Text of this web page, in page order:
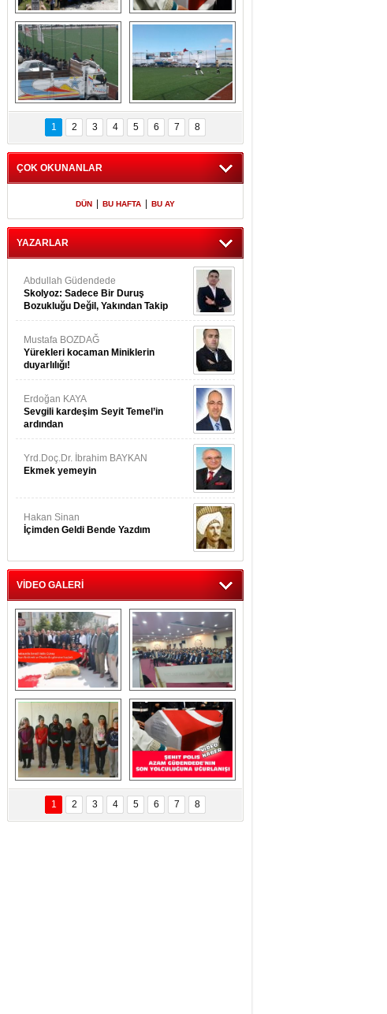
​ Küçük
Bozcamahmut
Türkmen şenlikleri
14. sü büyük coşku
ile gerçekleşt
Şehit polis Azam
yolculuğuna
uğurlandı
Cghilal Yazır spor
maçından
görüntüler
Meryemağıl Çokum
Maçından
Görüntüler
1 2 3 4 5 6 7 8
ÇOK OKUNANLAR
DÜN BU HAFTA BU AY
YAZARLAR
Abdullah Güdendede
Skolyoz: Sadece Bir Duruş
Bozukluğu Değil, Yakından Takip
Gerekir
Mustafa BOZDAĞ
Yürekleri kocaman Miniklerin
duyarlılığı!
Erdoğan KAYA
Sevgili kardeşim Seyit Temel’in
ardından
Yrd.Doç.Dr. İbrahim BAYKAN
Ekmek yemeyin
Hakan Sinan
İçimden Geldi Bende Yazdım
VİDEO GALERİ
İsmail Hakkı
GÜNEŞ Kurban ve
Dualar ile görevi
devraldı...
Eskilliler Gecesi
programı
KONTV'de böyle
yer aldı....
Eskilder Gençlik
Kollarından 3 Aralık
Dünya Engelliler
Günü Ziyareti
Şehit Polisimiz Azam
Güdendede Son
Yolculuğuna
Uğurlanışı Video
1 2 3 4 5 6 7 8